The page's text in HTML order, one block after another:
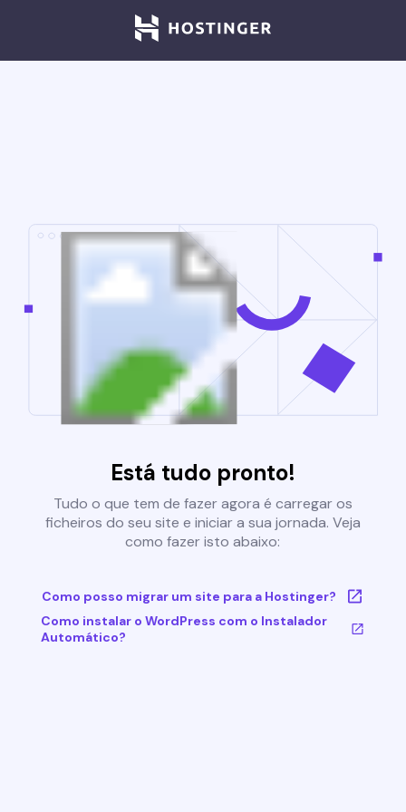
Está tudo pronto!
Tudo o que tem de fazer agora é carregar os
ficheiros do seu site e iniciar a sua jornada. Veja
como fazer isto abaixo:
Como posso migrar um site para a Hostinger?
Como instalar o WordPress com o Instalador
Automático?